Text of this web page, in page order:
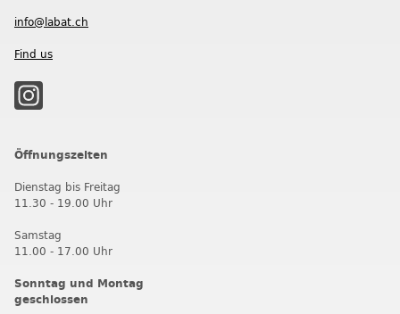
info@labat.ch
Find us
Öffnungszeiten
Dienstag bis Freitag
11.30 - 19.00 Uhr
Samstag
11.00 - 17.00 Uhr
Sonntag und Montag
geschlossen